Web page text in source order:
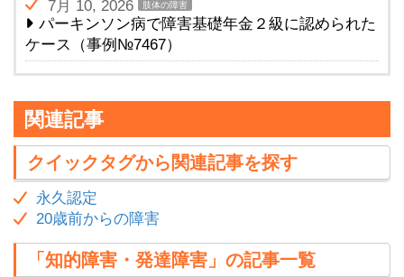
7月 10, 2026 肢体の障害
パーキンソン病で障害基礎年金２級に認められた
ケース（事例№7467）
関連記事
クイックタグから関連記事を探す
永久認定
20歳前からの障害
「知的障害・発達障害」の記事一覧